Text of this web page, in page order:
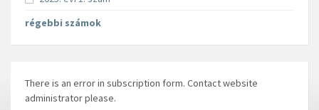
régebbi számok
There is an error in subscription form. Contact website
administrator please.